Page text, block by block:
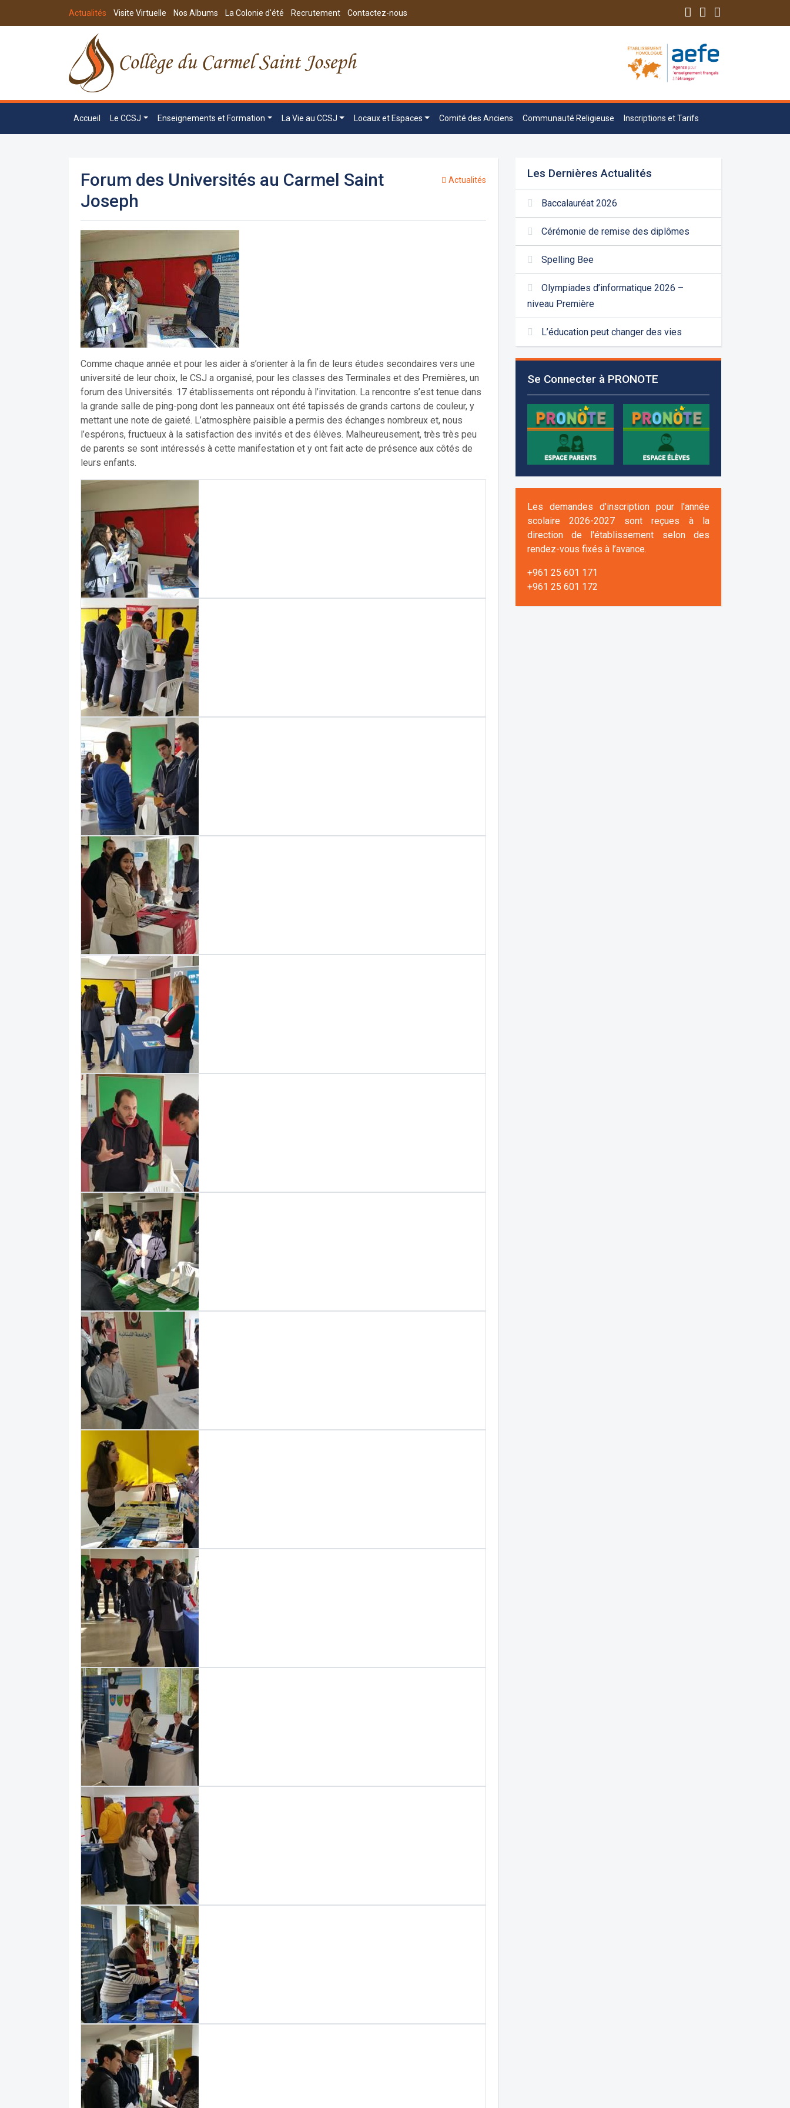
Actualités Visite Virtuelle Nos Albums La Colonie d'été Recrutement Contactez-nous
Accueil Le CCSJ Enseignements et Formation La Vie au CCSJ Locaux et Espaces Comité des Anciens Communauté Religieuse Inscriptions et Tarifs
Forum des Universités au Carmel Saint
Joseph
Actualités
Comme chaque année et pour les aider à s’orienter à la fin de leurs études secondaires vers une
université de leur choix, le CSJ a organisé, pour les classes des Terminales et des Premières, un
forum des Universités. 17 établissements ont répondu à l’invitation. La rencontre s’est tenue dans
la grande salle de ping-pong dont les panneaux ont été tapissés de grands cartons de couleur, y
mettant une note de gaieté. L’atmosphère paisible a permis des échanges nombreux et, nous
l’espérons, fructueux à la satisfaction des invités et des élèves. Malheureusement, très très peu
de parents se sont intéressés à cette manifestation et y ont fait acte de présence aux côtés de
leurs enfants.
Les Dernières Actualités
Baccalauréat 2026
Cérémonie de remise des diplômes
Spelling Bee
Olympiades d’informatique 2026 –
niveau Première
L’éducation peut changer des vies
Se Connecter à PRONOTE
Les demandes d'inscription pour l'année
scolaire 2026-2027 sont reçues à la
direction de l'établissement selon des
rendez-vous fixés à l’avance.
+961 25 601 171
+961 25 601 172